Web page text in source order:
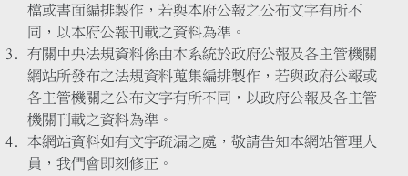
檔或書面編排製作，若與本府公報之公布文字有所不
同，以本府公報刊載之資料為準。
有關中央法規資料係由本系統於政府公報及各主管機關
網站所發布之法規資料蒐集編排製作，若與政府公報或
各主管機關之公布文字有所不同，以政府公報及各主管
機關刊載之資料為準。
本網站資料如有文字疏漏之處，敬請告知本網站管理人
員，我們會即刻修正。